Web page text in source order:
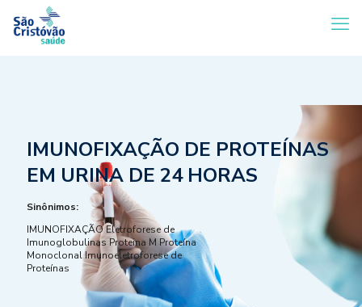
IMUNOFIXAÇÃO DE PROTEÍNAS
EM URINA DE 24 HORAS
Sinônimos:
IMUNOFIXAÇÃO Eletroforese de
Imunoglobulinas Proteina M Proteína
Monoclonal Imunoeletroforese de
Proteínas